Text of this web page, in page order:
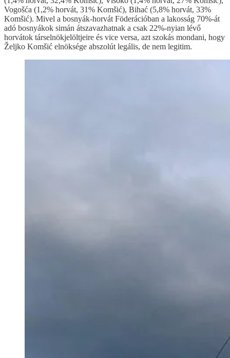
Vogošća (1,2% horvát, 31% Komšić), Bihać (5,8% horvát, 33%
Komšić). Mivel a bosnyák-horvát Föderációban a lakosság 70%-át
adó bosnyákok simán átszavazhatnak a csak 22%-nyian lévő
horvátok társelnökjelöltjeire és vice versa, azt szokás mondani, hogy
Željko Komšić elnöksége abszolút legális, de nem legitim.